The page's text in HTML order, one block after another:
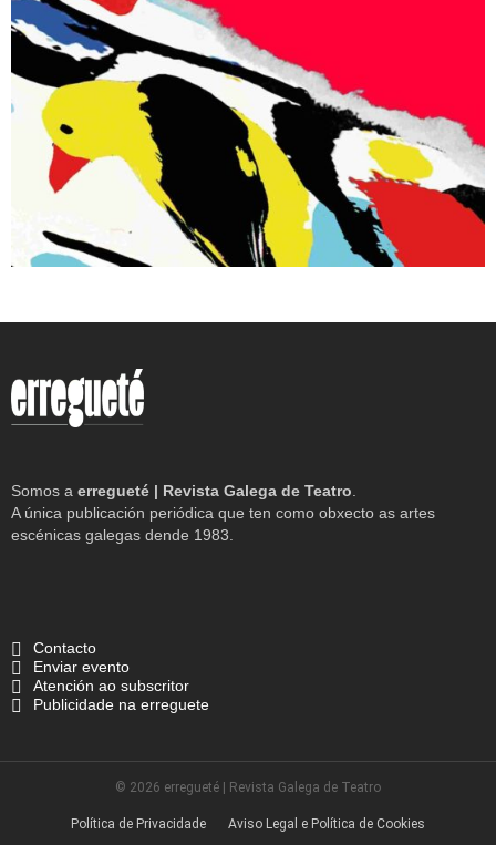
Somos a erregueté | Revista Galega de Teatro
A única publicación periódica que ten como obxecto as artes
escénicas galegas dende 1983.
Contacto
Enviar evento
Atención ao subscritor
Publicidade na erreguete
© 2026 erregueté | Revista Galega de Teatro
Política de Privacidade Aviso Legal e Política de Cookies